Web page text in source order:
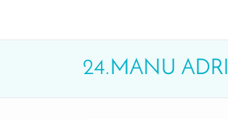
24.MANU